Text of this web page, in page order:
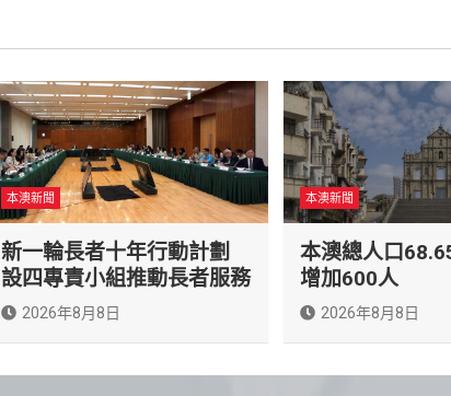
本澳新聞
新一輪長者十年行動計劃
設四專責小組推動長者服務
2026年8月8日
本澳新聞
本澳總人口
增加600人
2026年8月8日